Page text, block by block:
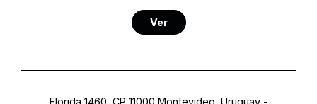
Ver
Florida 1460, CP 11000 Montevideo, Uruguay-